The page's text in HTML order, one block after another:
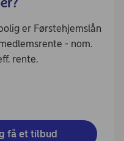
er Førstehjemslån
- nom.
rente.
få et tilbud